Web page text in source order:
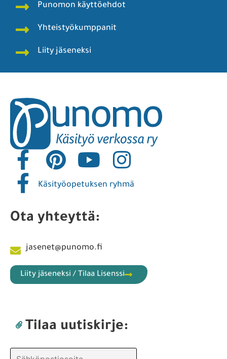
Punomon käyttöehdot
Yhteistyökumppanit
Liity jäseneksi
Käsityöopetuksen ryhmä
Ota yhteyttä:
jasenet@punomo.fi
Liity jäseneksi / Tilaa Lisenssi
Tilaa uutiskirje: